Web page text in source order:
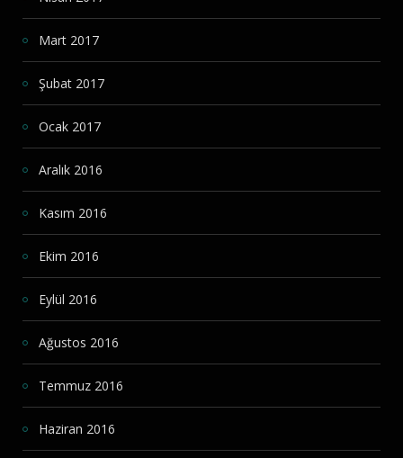
Mart 2017
Şubat 2017
Ocak 2017
Aralık 2016
Kasım 2016
Ekim 2016
Eylül 2016
Ağustos 2016
Temmuz 2016
Haziran 2016